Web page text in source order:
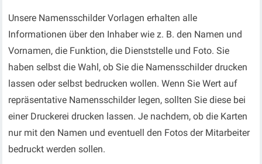
Unsere Namensschilder Vorlagen erhalten alle
Informationen über den Inhaber wie z. B. den Namen und
Vornamen, die Funktion, die Dienststelle und Foto. Sie
haben selbst die Wahl, ob Sie die Namensschilder drucken
lassen oder selbst bedrucken wollen. Wenn Sie Wert auf
repräsentative Namensschilder legen, sollten Sie diese bei
einer Druckerei drucken lassen. Je nachdem, ob die Karten
nur mit den Namen und eventuell den Fotos der Mitarbeiter
bedruckt werden sollen.